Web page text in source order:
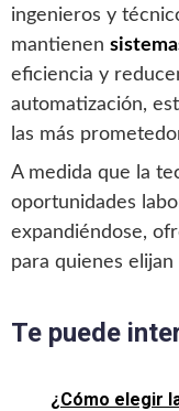
ingenieros y
mantienen
eficiencia y
automatización,
las más
A medida que la
oportunidades
expandiéndose,
para quienes
Te puede
¿Cómo elegir